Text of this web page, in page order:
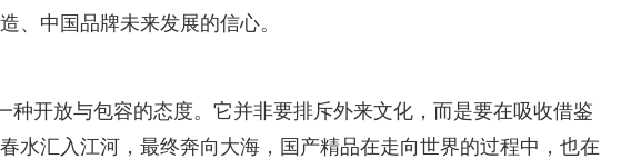
、中国品牌未来发展的信心。
种开放与包容的态度。它并非要排斥外来文化，而是要在吸收借鉴
水汇入江河，最终奔向大海，国产精品在走向世界的过程中，也在